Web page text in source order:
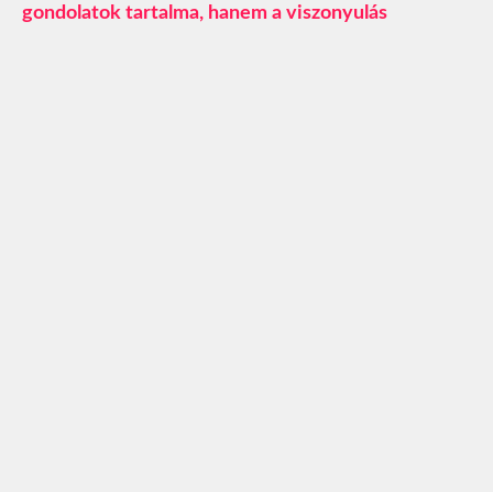
gondolatok tartalma, hanem a viszonyulás